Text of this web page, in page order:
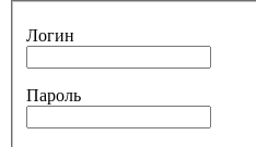
Логин
Пароль